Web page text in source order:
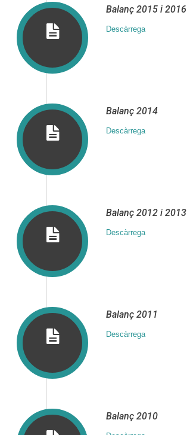
Balanç 2015 i 2016
Descàrrega
Balanç 2014
Descàrrega
Balanç 2012 i 2013
Descàrrega
Balanç 2011
Descàrrega
Balanç 2010